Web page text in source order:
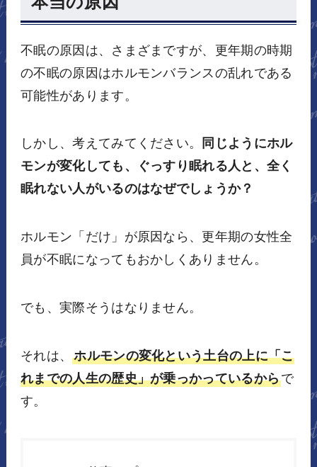
不眠の原因は、さまざまですが、更年期の時期
の不眠の原因はホルモンバランスの乱れである
可能性があります。
しかし、考えてみてください。
同じようにホル
モンが変化しても、ぐっすり眠れる人と、全く
眠れない人がいるのはなぜでしょうか？
ホルモン「だけ」が原因なら、更年期の女性全
員が不眠になってもおかしくありません。
でも、実際そうはなりません。
それは、ホルモンの変化という土台の上に「こ
れまでの人生の歴史」が乗っかっているからで
す。